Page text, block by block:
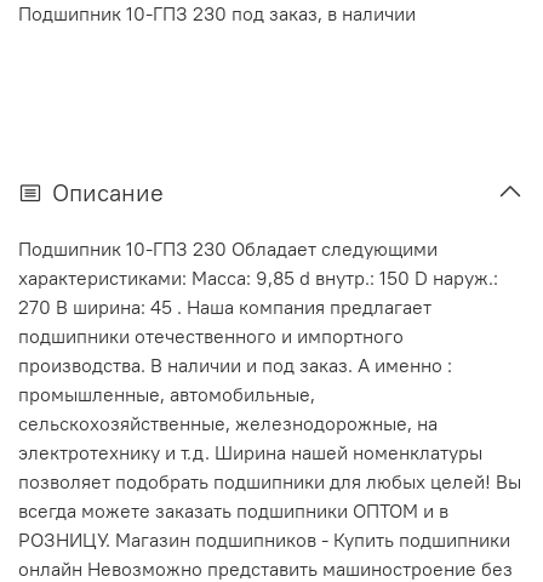
Подшипник 10-ГПЗ 230 под заказ, в наличии
Описание
Подшипник 10-ГПЗ 230 Обладает следующими
характеристиками: Масса: 9,85 d внутр.: 150 D наруж.:
270 В ширина: 45 . Наша компания предлагает
подшипники отечественного и импортного
производства. В наличии и под заказ. А именно :
промышленные, автомобильные,
сельскохозяйственные, железнодорожные, на
электротехнику и т.д. Ширина нашей номенклатуры
позволяет подобрать подшипники для любых целей! Вы
всегда можете заказать подшипники ОПТОМ и в
РОЗНИЦУ. Магазин подшипников - Купить подшипники
онлайн Невозможно представить машиностроение без